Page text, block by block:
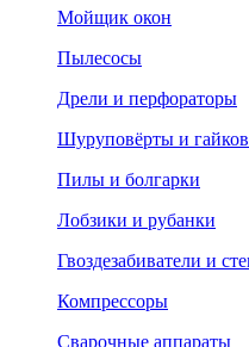
Мойщик окон
Пылесосы
Дрели и перфораторы
Шуруповёрты и
Пилы и болгарки
Лобзики и рубанки
Гвоздезабиватели и
Компрессоры
Сварочные аппараты